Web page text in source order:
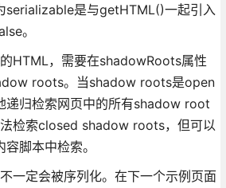
serializable是与getHTML()一起引入
。
HTML，需要在shadowRoots属性
roots。当shadow roots是open
递归检索网页中的所有shadow root
检索closed shadow roots，但可以
脚本中检索。
一定会被序列化。在下一个示例页面